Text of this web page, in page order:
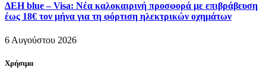
ΔΕΗ blue – Visa: Νέα καλοκαιρινή προσφορά με επιβράβευση
έως 18€ τον μήνα για τη φόρτιση ηλεκτρικών οχημάτων
6 Αυγούστου 2026
Χρήσιμα